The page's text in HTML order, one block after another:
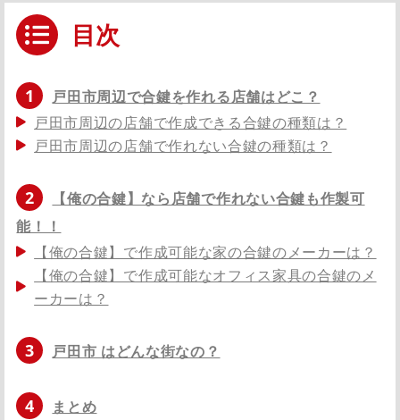
目次
1
戸田市周辺で合鍵を作れる店舗はどこ？
戸田市周辺の店舗で作成できる合鍵の種類は？
戸田市周辺の店舗で作れない合鍵の種類は？
2
【俺の合鍵】なら店舗で作れない合鍵も作製可
能！！
【俺の合鍵】で作成可能な家の合鍵のメーカーは？
【俺の合鍵】で作成可能なオフィス家具の合鍵のメ
ーカーは？
3 戸田市 はどんな街なの？
4 まとめ